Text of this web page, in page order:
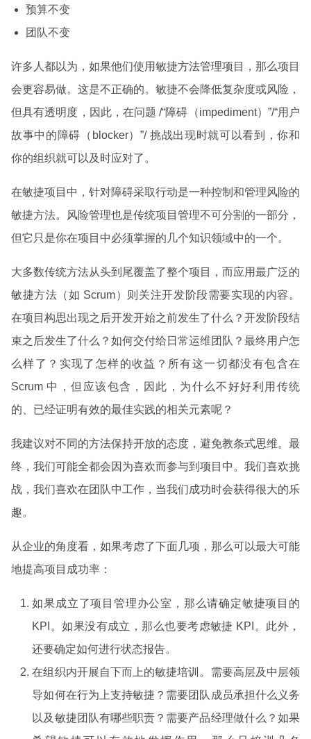
预算不变
团队不变
许多人都以为，如果他们使用敏捷方法管理项目，那么项目
会更容易做。这是不正确的。敏捷不会降低复杂度或风险，
但具有透明度，因此，在问题 /“障碍（impediment）”/“用户
故事中的障碍（blocker）”/ 挑战出现时就可以看到，你和
你的组织就可以及时应对了。
在敏捷项目中，针对障碍采取行动是一种控制和管理风险的
敏捷方法。风险管理也是传统项目管理不可分割的一部分，
但它只是你在项目中必须掌握的几个知识领域中的一个。
大多数传统方法从头到尾覆盖了整个项目，而应用最广泛的
敏捷方法（如 Scrum）则关注开发阶段需要实现的内容。
在项目构思出现之后开发开始之前发生了什么？开发阶段结
束之后发生了什么？如何交付给日常运维团队？最终用户怎
么样了？实现了怎样的收益？所有这一切都没有包含在
Scrum 中，但应该包含，因此，为什么不好好利用传统
的、已经证明有效的最佳实践的相关元素呢？
我建议对不同的方法保持开放的态度，避免教条式思维。最
终，我们可能全都会因为喜欢而参与到项目中。我们喜欢挑
战，我们喜欢在团队中工作，当我们成功时会获得很大的乐
趣。
从企业的角度看，如果考虑了下面几项，那么可以最大可能
地提高项目成功率：
如果成立了项目管理办公室，那么请确定敏捷项目的
KPI。如果没有成立，那么也要考虑敏捷 KPI。此外，
还要确定如何进行状态报告。
在组织内开展自下而上的敏捷培训。需要高层及中层领
导如何在行为上支持敏捷？需要团队成员承担什么义务
以及敏捷团队有哪些职责？需要产品经理做什么？如果